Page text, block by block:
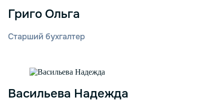
Григо Ольга
Старший бухгалтер
Васильева Надежда